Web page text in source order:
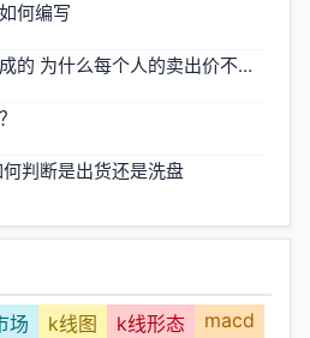
何编写
股票价格是怎么形成的 为什么每个人的卖出价不一样
判断是出货还是洗盘
场 k线图 k线形态
macd